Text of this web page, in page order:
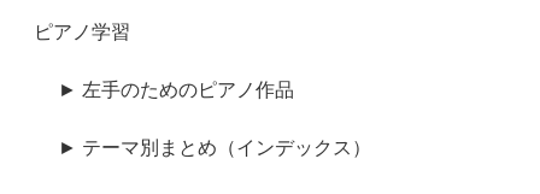
ピアノ学習
► 左手のためのピアノ作品
► テーマ別まとめ（インデックス）